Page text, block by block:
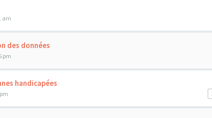
am
des données
pm
handicapées